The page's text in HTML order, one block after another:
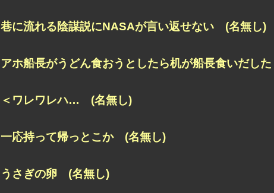
巷に流れる陰謀説にNASAが言い返せない (名無し)
アホ船長がうどん食おうとしたら机が船長食いだし
＜ワレワレハ… (名無し)
一応持って帰っとこか (名無し)
うさぎの卵 (名無し)